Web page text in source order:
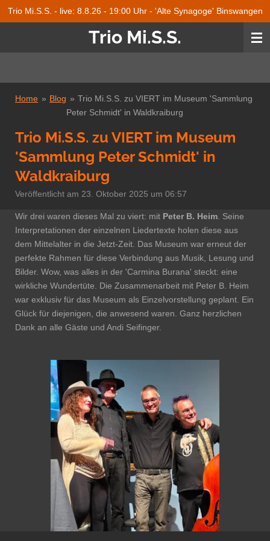
Zum
Trio Mi.S.S.
Trio Mi.S.S. - live: 8.8.26 - 19:00 Uhr - 'Alte Synagoge' Binswangen
Home » Blog » Trio Mi.S.S. zu VIERT im Museum 'Sammlung
Peter Schmidt' in Waldkraiburg
Trio Mi.S.S. zu VIERT im Museum
'Sammlung Peter Schmidt' in
Waldkraiburg
Veröffentlicht am 23. Oktober 2025 um 06:57
Wir drei waren dieses Mal zu viert: mit Peter B. Heim. Seine
Interpretationen der einzelnen Liedertexte holen diese aus
dem Mittelalter in die Jetzt-Zeit. Das Museum war erneut der
perfekte Rahmen für diese Verbindung aus Musik, Lesung und
Bilder. Wow, was alles in der 'Carmina Burana' steckt: eine
wirkliche Wundertüte. Die Zusammenarbeit mit Peter B. Heim
war exklusiv für das Museum als Einzelvorstellung geplant. Ein
Glück für diejenigen, die anwesend waren. Ganz herzlichen
Dank an alle Gäste und Andi Seifinger.